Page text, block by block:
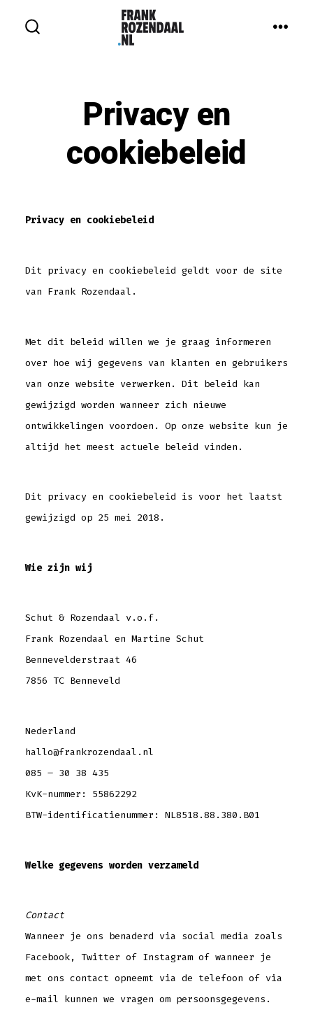
overslaan
IN-/UITSCHAKELEN
Privacy en
cookiebeleid
Privacy en cookiebeleid
Dit privacy en cookiebeleid geldt voor de site
van Frank Rozendaal.
Met dit beleid willen we je graag informeren
over hoe wij gegevens van klanten en gebruikers
van onze website verwerken. Dit beleid kan
gewijzigd worden wanneer zich nieuwe
ontwikkelingen voordoen. Op onze website kun je
altijd het meest actuele beleid vinden.
Dit privacy en cookiebeleid is voor het laatst
gewijzigd op 25 mei 2018.
Wie zijn wij
Schut & Rozendaal v.o.f.
Frank Rozendaal en Martine Schut
Bennevelderstraat 46
7856 TC Benneveld
Nederland
hallo@frankrozendaal.nl
085 – 30 38 435
KvK-nummer: 55862292
BTW-identificatienummer: NL8518.88.380.B01
Welke gegevens worden verzameld
Contact
Wanneer je ons benaderd via social media zoals
Facebook, Twitter of Instagram of wanneer je
met ons contact opneemt via de telefoon of via
e-mail kunnen we vragen om persoonsgegevens.